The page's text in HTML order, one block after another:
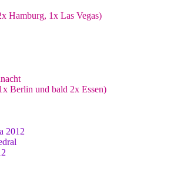
Hamburg, 1x Las Vegas)
Berlin und bald 2x Essen)
2012